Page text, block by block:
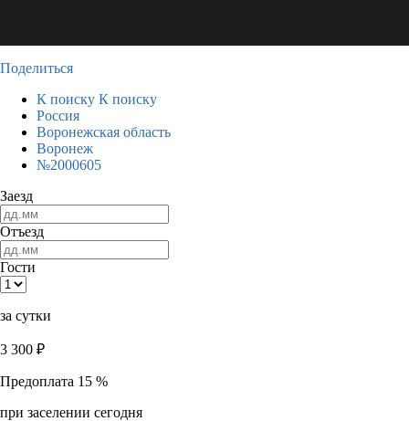
Поделиться
К поиску К поиску
Россия
Воронежская область
Воронеж
№2000605
Заезд
Отъезд
Гости
за сутки
3 300 ₽
Предоплата 15 %
при заселении сегодня